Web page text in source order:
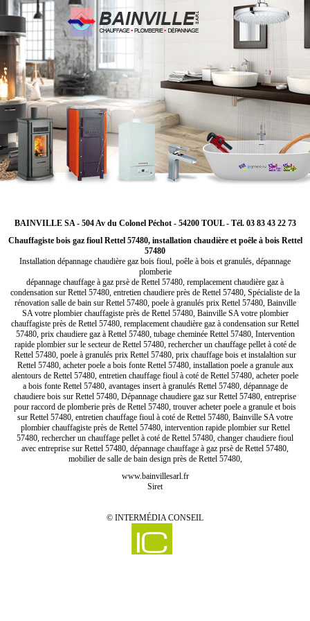
BAINVILLE SA - 504 Av du Colonel Péchot - 54200 TOUL - Tél. 03 83 43 22 73
Chauffagiste bois gaz fioul Rettel 57480, installation chaudière et poêle à bois Rettel
57480
Installation dépannage chaudière gaz bois fioul, poêle à bois et granulés, dépannage
plomberie
dépannage chauffage à gaz prsè de Rettel 57480, remplacement chaudière gaz à
condensation sur Rettel 57480, entretien chaudiere près de Rettel 57480, Spécialiste de la
rénovation salle de bain sur Rettel 57480, poele à granulés prix Rettel 57480, Bainville
SA votre plombier chauffagiste près de Rettel 57480, Bainville SA votre plombier
chauffagiste près de Rettel 57480, remplacement chaudière gaz à condensation sur Rettel
57480, prix chaudiere gaz à Rettel 57480, tubage cheminée Rettel 57480, Intervention
rapide plombier sur le secteur de Rettel 57480, rechercher un chauffage pellet à coté de
Rettel 57480, poele à granulés prix Rettel 57480, prix chauffage bois et instalaltion sur
Rettel 57480, acheter poele a bois fonte Rettel 57480, installation poele a granule aux
alentours de Rettel 57480, entretien chauffage fioul à coté de Rettel 57480, acheter poele
a bois fonte Rettel 57480, avantages insert à granulés Rettel 57480, dépannage de
chaudiere bois sur Rettel 57480, Dépannage chaudiere gaz sur Rettel 57480, entreprise
pour raccord de plomberie près de Rettel 57480, trouver acheter poele a granule et bois
sur Rettel 57480, entretien chauffage fioul à coté de Rettel 57480, Bainville SA votre
plombier chauffagiste près de Rettel 57480, intervention rapide plombier sur Rettel
57480, rechercher un chauffage pellet à coté de Rettel 57480, changer chaudiere fioul
avec entreprise sur Rettel 57480, dépannage chauffage à gaz prsè de Rettel 57480,
mobilier de salle de bain design près de Rettel 57480,
www.bainvillesarl.fr
Siret
© INTERMÉDIA CONSEIL